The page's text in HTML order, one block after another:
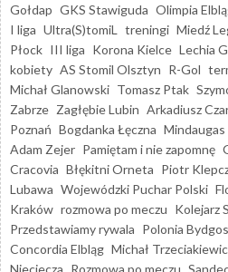
Gołdap GKS Stawiguda Olimpia
I liga Ultra(S)tomiL treningi Miedź
Płock III liga Korona Kielce Lechia
kobiety AS Stomil Olsztyn R-Gol
Michał Glanowski Tomasz Ptak
Zabrze Zagłębie Lubin Arkadiusz
Poznań Bogdanka Łęczna Mindaugas
Adam Zejer Pamiętam i nie zapomnę
Cracovia Błękitni Orneta Piotr
Lubawa Wojewódzki Puchar Polski
Kraków rozmowa po meczu Kolejarz
Przedstawiamy rywala Polonia
Concordia Elbląg Michał
Nieciecza Rozmowa po meczu